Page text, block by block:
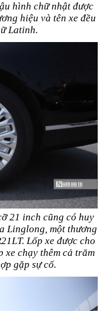
hình chữ nhật được
hiệu và tên xe đều
Latinh.
21 inch cũng có huy
Linglong, một thương
Lốp xe được cho
xe chạy thêm cả trăm
gặp sự cố.